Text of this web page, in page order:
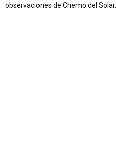
observaciones de Chemo del Solar.